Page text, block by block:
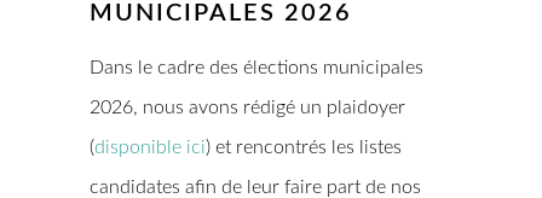
MUNICIPALES 2026
Dans le cadre des élections municipales
2026, nous avons rédigé un plaidoyer
(disponible ici) et rencontrés les listes
candidates afin de leur faire part de nos